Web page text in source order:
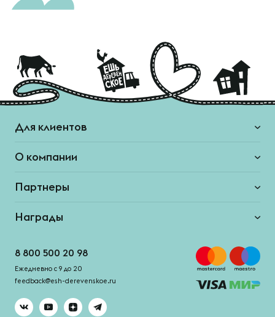
Для клиентов
О компании
Партнеры
Награды
8 800 500 20 98
Ежедневно с 9 до 20
feedback@esh-derevenskoe.ru